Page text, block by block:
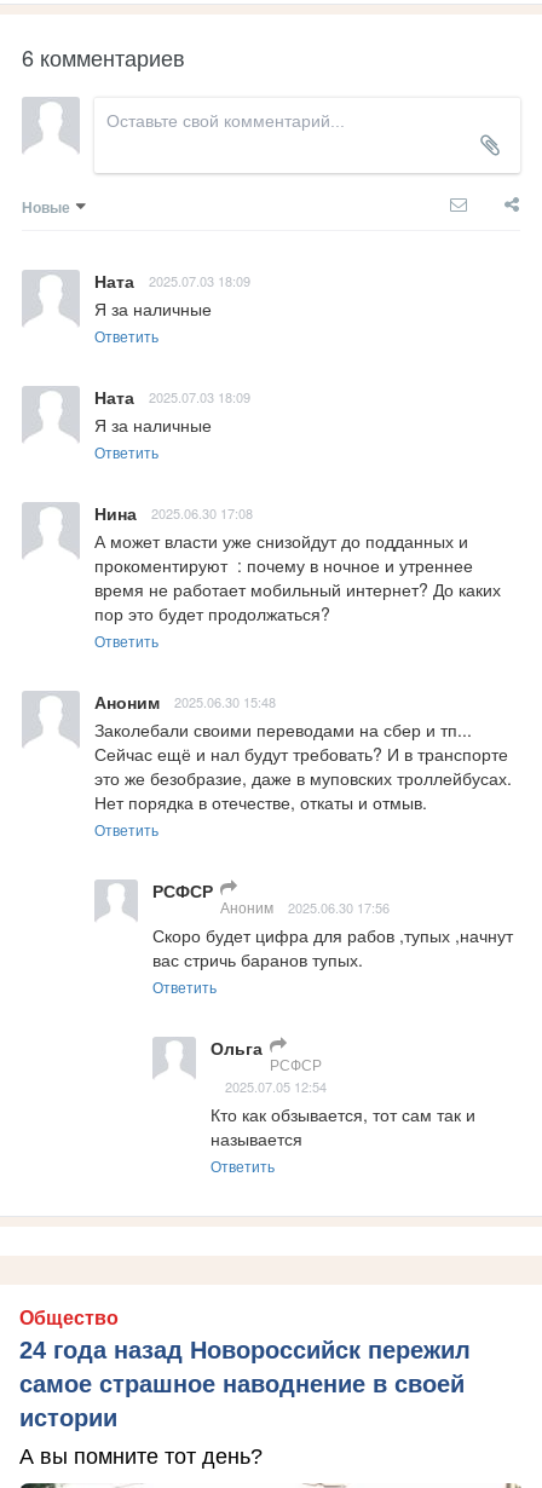
6 комментариев
Новые
Ната 2025.07.03 18:09
Я за наличные
Ответить
Ната 2025.07.03 18:09
Я за наличные
Ответить
Нина 2025.06.30 17:08
А может власти уже снизойдут до подданных и
прокоментируют  : почему в ночное и утреннее
время не работает мобильный интернет? До каких
пор это будет продолжаться?
Ответить
Аноним 2025.06.30 15:48
Заколебали своими переводами на сбер и тп...
Сейчас ещё и нал будут требовать? И в транспорте
это же безобразие, даже в муповских троллейбусах.
Нет порядка в отечестве, откаты и отмыв.
Ответить
РСФСР
Аноним 2025.06.30 17:56
Скоро будет цифра для рабов ,тупых ,начнут
вас стричь баранов тупых.
Ответить
Ольга
РСФСР
2025.07.05 12:54
Кто как обзывается, тот сам так и
называется
Ответить
Общество
24 года назад Новороссийск пережил
самое страшное наводнение в своей
истории
А вы помните тот день?